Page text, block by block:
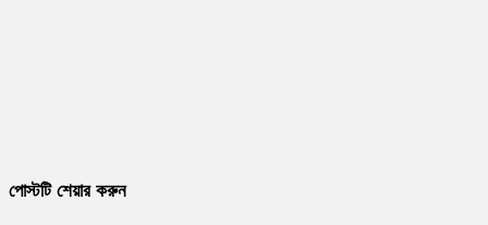
পোস্টটি শেয়ার করুন